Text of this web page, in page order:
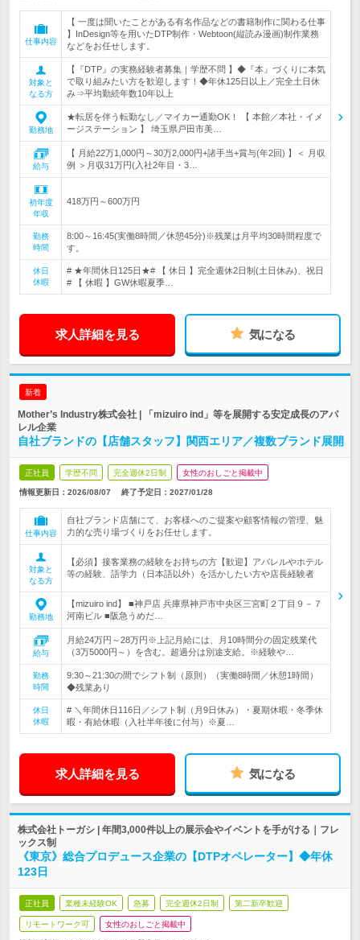
仕事内容
【 一度は聞いたことがある有名作品などの書籍制作に関わる仕事
】InDesign等を用いたDTP制作・Webtoon(縦読み漫画)制作業務
などをお任せします。
対象と
なる方
【『DTP』の実務経験者募集｜学歴不問 】◆『本』づくりに本気
で取り組みたい方を歓迎します！◆年休125日以上／完全土日休
み⇒平均勤続年数10年以上
勤務地
★転居を伴う転勤なし／マイカー通勤OK！ 【 本館／本社・イメ
ージステーション 】 埼玉県戸田市美…
給与
【 月給22万1,000円～30万2,000円+諸手当+賞与(年2回) 】＜ 月収
例 ＞月収31万円(入社2年目・3…
初年度
年収
418万円～600万円
勤務
時間
8:00～16:45(実働8時間／休憩45分)※残業は月平均30時間程度で
す。
休日
休暇
# ★年間休日125日★# 【 休日 】完全週休2日制(土日休み)、祝日
# 【 休暇 】GW休暇夏季…
求人詳細を見る 気になる
新着
Mother’s Industry株式会社 | 「mizuiro ind」等を展開する安定成長のアパ
レル企業
自社ブランドの【店舗スタッフ】関西エリア／複数ブランド展開
正社員 学歴不問 完全週休2日制 女性のおしごと掲載中
情報更新日：2026/08/07 終了予定日： 2027/01/28
仕事内容
自社ブランド店舗にて、お客様へのご提案や顧客情報の管理、魅
力的な売り場づくりをお任せします。
対象と
なる方
【必須】接客業務の経験をお持ちの方【歓迎】アパレルやホテル
等の経験、語学力（日本語以外）を活かしたい方や店長経験者
勤務地
【mizuiro ind】 ■神戸店 兵庫県神戸市中央区三宮町２丁目９－７
河南ビル ■阪急うめだ…
給与
月給24万円～28万円※上記月給には、月10時間分の固定残業代
（3万5000円～）を含む。超過分は別途支給。※経験や…
勤務
時間
9:30～21:30の間でシフト制（原則）（実働8時間／休憩1時間）
◆残業あり
休日
休暇
# ＼年間休日116日／シフト制（月9日休み）・夏期休暇・冬季休
暇・有給休暇（入社半年後に付与）※夏…
求人詳細を見る 気になる
株式会社トーガシ | 年間3,000件以上の展示会やイベントを手がける｜フレ
ックス制
《東京》総合プロデュース企業の【DTPオペレーター】◆年休
123日
正社員 業種未経験OK 急募 完全週休2日制 第二新卒歓迎
リモートワーク可 女性のおしごと掲載中